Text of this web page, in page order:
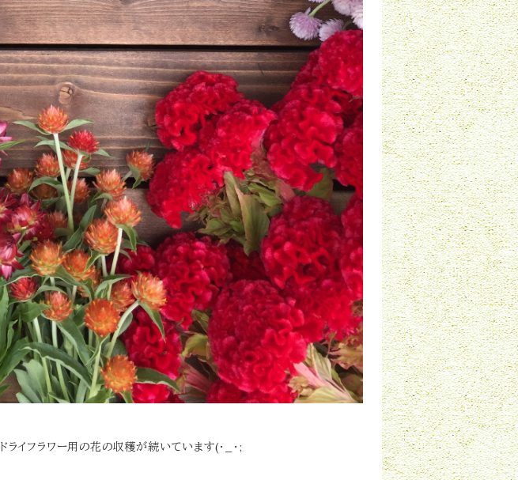
ライフラワー用の花の収穫が続いています(･_･;